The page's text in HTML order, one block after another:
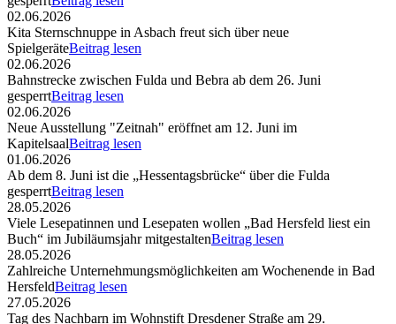
02.06.2026
Kita Sternschnuppe in Asbach freut sich über neue
SpielgeräteBeitrag lesen
02.06.2026
Bahnstrecke zwischen Fulda und Bebra ab dem 26. Juni
gesperrtBeitrag lesen
02.06.2026
Neue Ausstellung "Zeitnah" eröffnet am 12. Juni im
KapitelsaalBeitrag lesen
01.06.2026
Ab dem 8. Juni ist die „Hessentagsbrücke“ über die Fulda
gesperrtBeitrag lesen
28.05.2026
Viele Lesepatinnen und Lesepaten wollen „Bad Hersfeld liest ein
Buch“ im Jubiläumsjahr mitgestaltenBeitrag lesen
28.05.2026
Zahlreiche Unternehmungsmöglichkeiten am Wochenende in Bad
HersfeldBeitrag lesen
27.05.2026
Tag des Nachbarn im Wohnstift Dresdener Straße am 29.